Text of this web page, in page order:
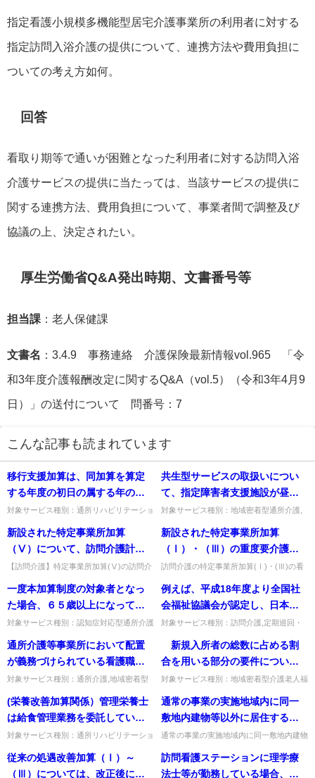
指定看護小規模多機能型居宅介護事業所の利用者に対する
指定訪問入浴介護の提供について、連携方法や費用負担に
ついての考え方如何。
回答
看取り期等で通いが困難となった利用者に対する訪問入浴
介護サービスの提供に当たっては、当該サービスの提供に
関する連携方法、費用負担について、事業者間で調整及び
協議の上、決定されたい。
厚生労働省Q&A発出時期、文書番号等
担当課 ：老人保健課
文書名 ：3.4.9 事務連絡 介護保険最新情報vol.965 「令
和3年度介護報酬改定に関するQ&A（vol.5）（令和3年4月9
日）」の送付について 問番号：7
こんな記事も読まれています
移行支援加算は、同加算を算定
する年度の初日の属する年の前
年の１月から12月（基準に適合
においては、届出の日から同年
12月までの期間）において一定
の実績をもとに算定ができるも
のとされているところである
が、令和３年４月から令和４年
３月においては、従前（令和３
年度介護報酬改定以前）の基準
に基づいて算定を行っても差し
支えないか。
対象サービス種別：通所リハビリテーショ
問移行支援加算は、同加算を算定する年度
の初日の属する年の前年の１...
共生型サービスの取扱いについ
て、指定障害者支援施設が昼間
に行う日中活動系サービスは共
対象サービス種別：地域密着型通所介護,
その他Q&A「障害者施設が日中に提供す
る共生型サービスについて...
新設された特定事業所加算
（Ⅴ）について、訪問介護計画
の見直しに当たり全ての職種が
職種協働により行われたことを
どのように表せばよいか。
【訪問介護】特定事業所加算(Ⅴ)の訪問介
必要か。見直し内容に応じ適切な関係者が
関われば足り、日常業務の...
新設された特定事業所加算
（Ⅰ）・（Ⅲ）の重度要介護者
等対応要件である看取り期の利
問看護ステーション等の看護師
との連携により24時間連絡でき
る体制とは、具体的にどのよう
な体制が想定されるか。
訪問介護の特定事業所加算(Ⅰ)・(Ⅲ)の看
間連絡ができる体制」とは、事業所内で訪
問介護員等が勤務するこ...
一度本加算制度の対象者となっ
た場合、６５歳以上になっても
対象のままか。
対象サービス種別：認知症対応型通所介護
受入加算」質問一度本加算制度の対象者と
なった場合、６５歳以上にな...
例えば、平成18年度より全国社
会福祉協議会が認定し、日本介
護福祉士会等が実施する「介護
修」については、認知症介護実
践リーダー研修相当として認め
られるか。
対象サービス種別：訪問介護,定期巡回・
介護,介護予防訪問入浴介護,訪問入浴介護,
介護予防特定施設入居者...
通所介護等事業所において配置
が義務づけられている看護職員
は、機能訓練指導員を兼ねるこ
対象サービス種別：通所介護,地域密着型
認知症対応型通所介護基準種別:人員基準
「看護職員と機能訓練指導...
新規入所者の総数に占める割
合を用いる部分の要件につい
て、開設後６月を経過していな
か。
対象サービス種別：地域密着型介護老人福
続支援加算」の見直し関係」質問 新規入
所者の総数に占める割合を用...
(栄養改善加算関係）管理栄養士
は給食管理業務を委託している
業者の管理栄養士でも認められ
遣された管理栄養士ではどう
対象サービス種別：通所リハビリテーショ
護・通所リハビリテーション （選択的サ
ービス：栄養改善加算）」質問...
通常の事業の実施地域内に同一
敷地内建物等以外に居住する要
介護高齢者が少数である場合に
以上となった場合については、
通常の事業の実施地域内に同一敷地内建物
ることにより割合が90％以上となった場
合は、同一建物減算の正当な...
従来の処遇改善加算（Ⅰ）～
（Ⅲ）については、改正後には
訪問看護ステーションに理学療
法士等が勤務している場合、平